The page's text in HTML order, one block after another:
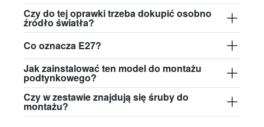
Czy do tej oprawki trzeba dokupić osobno
źródło światła?
Co oznacza E27?
Jak zainstalować ten model do montażu
podtynkowego?
Czy w zestawie znajdują się śruby do
montażu?